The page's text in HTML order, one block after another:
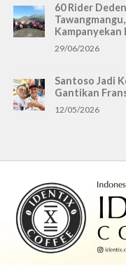
60 Rider
Kampanyekan
29/06/2026
Santoso Jadi
Gantikan
12/05/2026